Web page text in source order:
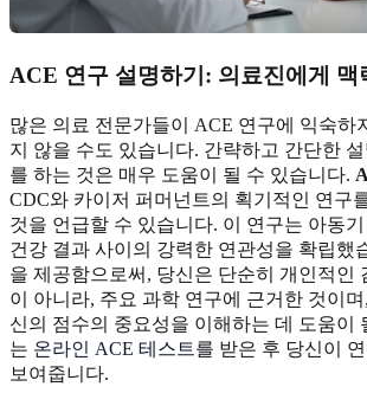
ACE 연구 설명하기: 의료진에게 맥
많은 의료 전문가들이 ACE 연구에 익숙하
지 않을 수도 있습니다. 간략하고 간단한 설
를 하는 것은 매우 도움이 될 수 있습니다.
CDC와 카이저 퍼머넌트의 획기적인 연구
것을 언급할 수 있습니다. 이 연구는 아동
건강 결과 사이의 강력한 연관성을 확립했
을 제공함으로써, 당신은 단순히 개인적인
이 아니라, 주요 과학 연구에 근거한 것이
신의 점수의 중요성을 이해하는 데 도움이
는 온라인 ACE 테스트를 받은 후 당신이
보여줍니다.